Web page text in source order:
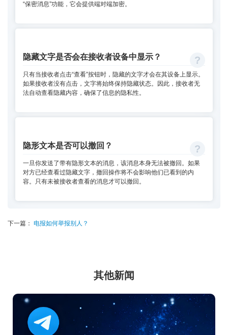
“保密消息”功能，它会提供端对端加密。
隐藏文字是否会在接收者设备中显示？
只有当接收者点击“查看”按钮时，隐藏的文字才会在其设备上显示。
如果接收者没有点击，文字将始终保持隐藏状态。因此，接收者无
法自动查看隐藏内容，确保了信息的隐私性。
隐形文本是否可以撤回？
一旦你发送了带有隐形文本的消息，该消息本身无法被撤回。如果
对方已经查看过隐藏文字，撤回操作将不会影响他们已看到的内
容。只有未被接收者查看的消息才可以撤回。
下一篇： 电报如何举报别人？
其他新闻